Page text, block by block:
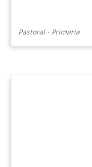
Pastoral - Primaria